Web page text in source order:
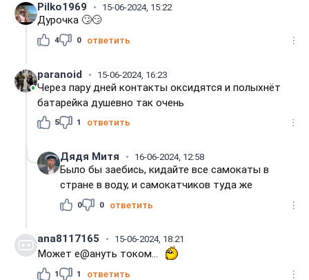
Pilko1969 15-06-2024, 15:22
Дурочка 🙄😏
4 0 ответить
paranoid 15-06-2024, 16:23
Через пару дней контакты оксидятся и полыхнёт
батарейка душевно так очень
5 1 ответить
Дядя Митя 16-06-2024, 12:58
Было бы заебись, кидайте все самокаты в
стране в воду, и самокатчиков туда же
0 0 ответить
ana8117165 15-06-2024, 18:21
Может е@ануть током...
1 1 ответить